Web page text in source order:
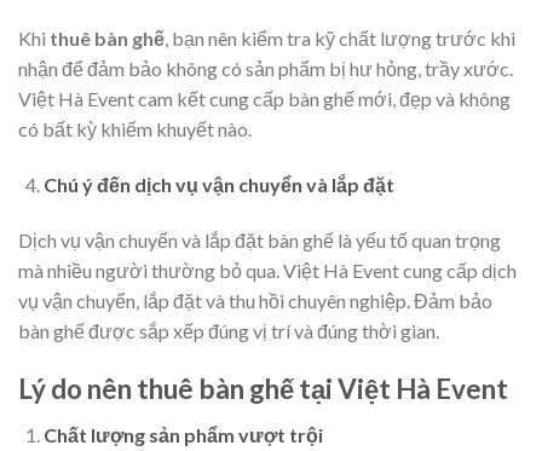
Khi thuê bàn ghế, bạn nên kiểm tra kỹ chất lượng trước khi
nhận để đảm bảo không có sản phẩm bị hư hỏng, trầy xước.
Việt Hà Event cam kết cung cấp bàn ghế mới, đẹp và không
có bất kỳ khiếm khuyết nào.
Chú ý đến dịch vụ vận chuyển và lắp đặt
Dịch vụ vận chuyển và lắp đặt bàn ghế là yếu tố quan trọng
mà nhiều người thường bỏ qua. Việt Hà Event cung cấp dịch
vụ vận chuyển, lắp đặt và thu hồi chuyên nghiệp. Đảm bảo
bàn ghế được sắp xếp đúng vị trí và đúng thời gian.
Lý do nên thuê bàn ghế tại Việt Hà Event
Chất lượng sản phẩm vượt trội